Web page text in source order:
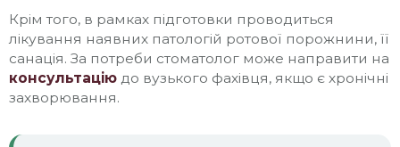
Крім того, в рамках підготовки проводиться
лікування наявних патологій ротової порожнини, її
санація. За потреби стоматолог може направити на
консультацію до вузького фахівця, якщо є хронічні
захворювання.